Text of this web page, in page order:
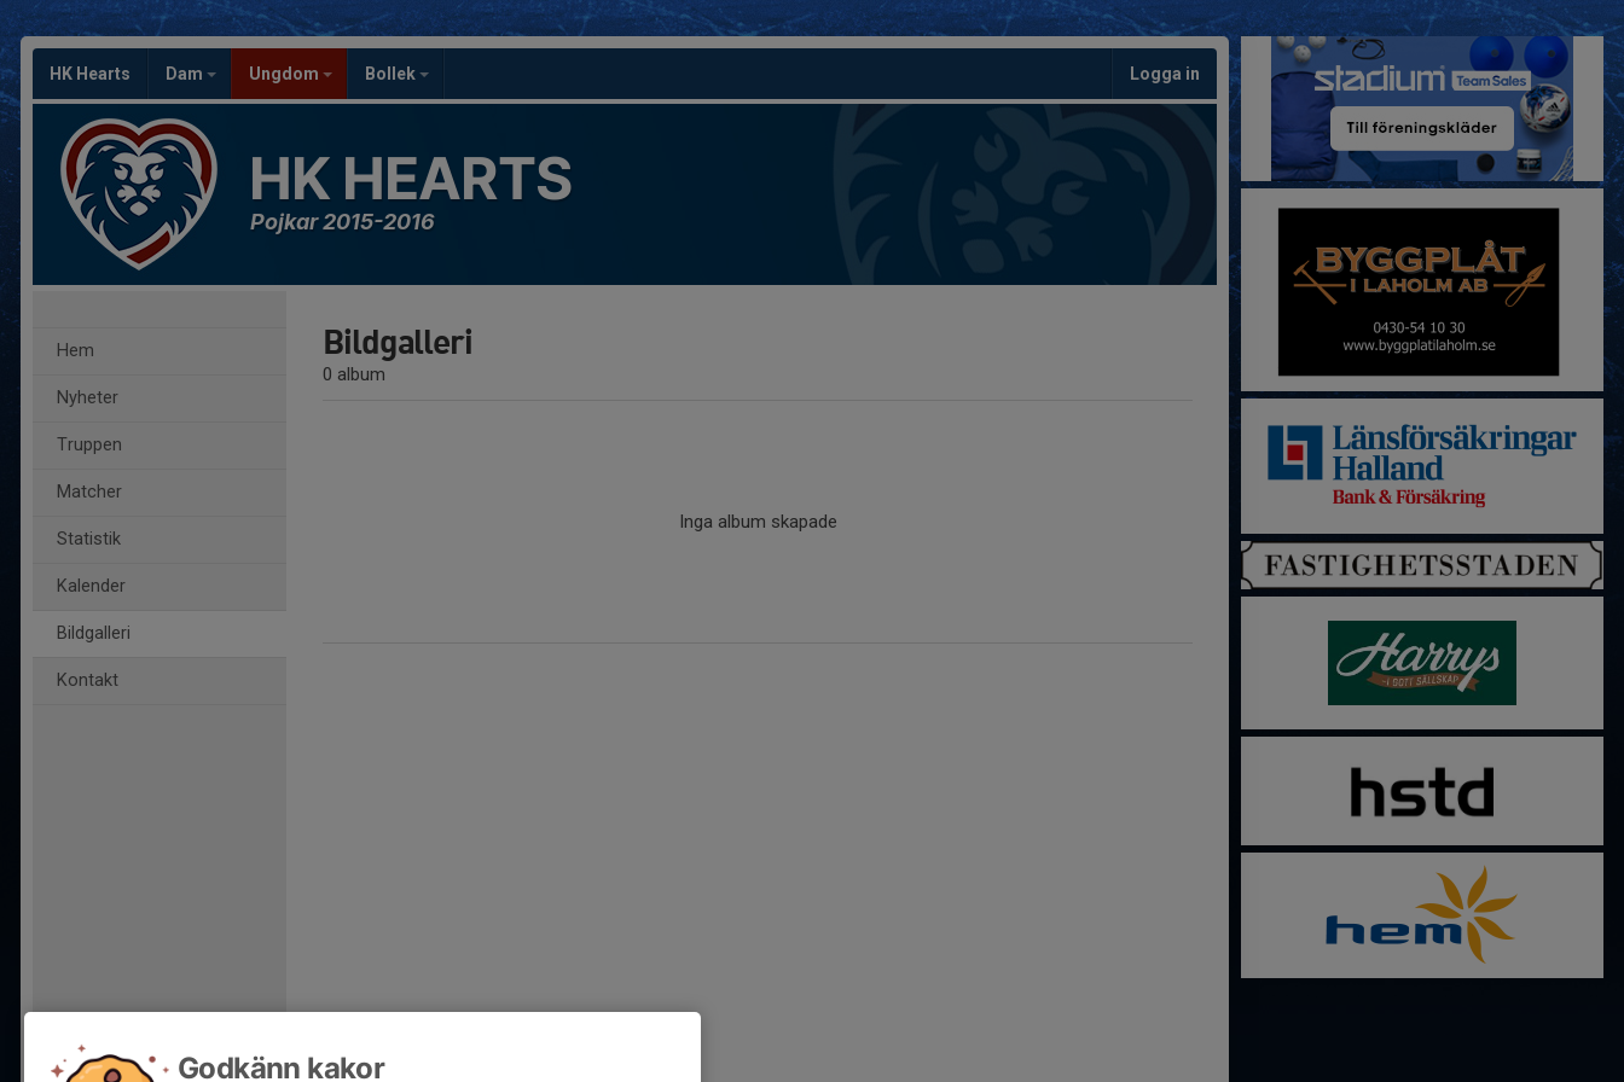
HK Hearts Dam Ungdom Bollek Logga in
HK HEARTS
Pojkar 2015-2016
Hem
Nyheter
Truppen
Matcher
Statistik
Kalender
Bildgalleri
Kontakt
Bildgalleri
0 album
Inga album skapade
Godkänn kakor